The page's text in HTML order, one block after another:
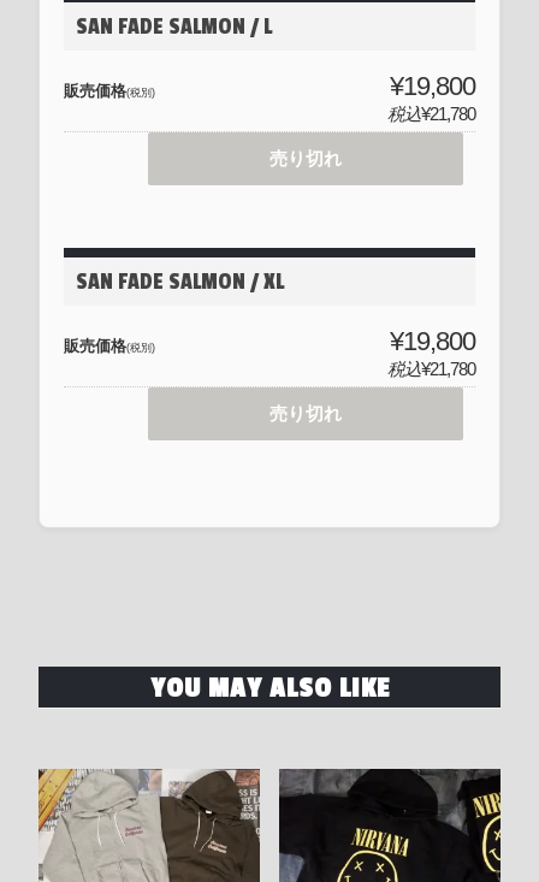
SAN FADE SALMON / L
販売価格(税別) ¥19,800
税込¥21,780
売り切れ
SAN FADE SALMON / XL
販売価格(税別) ¥19,800
税込¥21,780
売り切れ
YOU MAY ALSO LIKE